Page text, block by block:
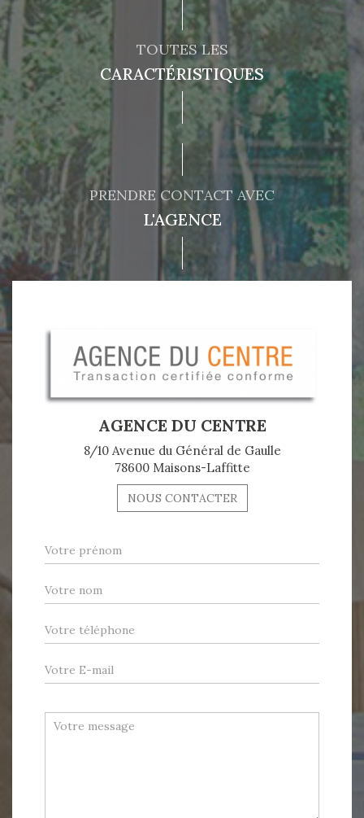
TOUTES LES
CARACTÉRISTIQUES
PRENDRE CONTACT AVEC
L'AGENCE
AGENCE DU CENTRE
8/10 Avenue du Général de Gaulle
78600 Maisons-Laffitte
NOUS CONTACTER